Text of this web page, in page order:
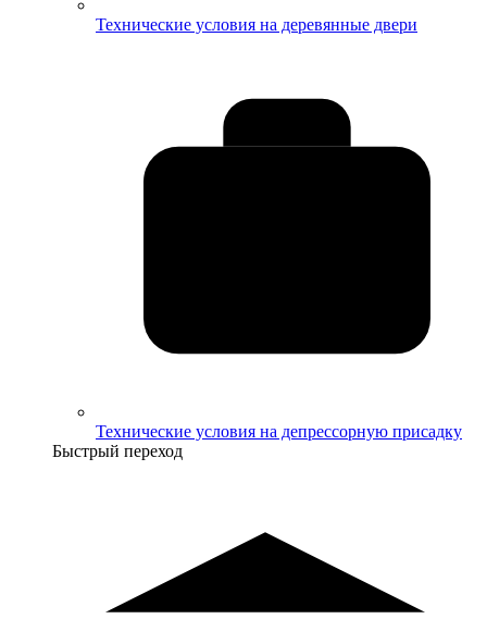
Технические условия на деревянные двери
Технические условия на депрессорную присадку
Быстрый переход